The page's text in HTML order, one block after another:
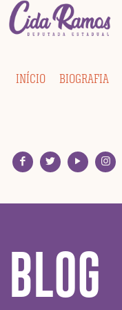
INÍCIO BIOGRAFIA
BLOG